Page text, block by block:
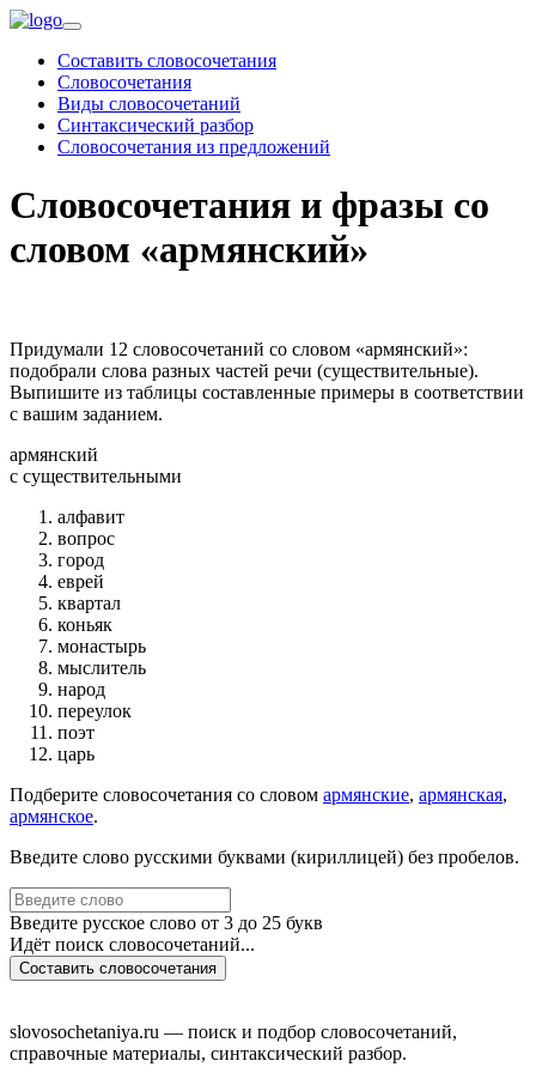
Составить словосочетания
Словосочетания
Виды словосочетаний
Синтаксический разбор
Словосочетания из предложений
Словосочетания и фразы со
словом «армянский»
Придумали 12 словосочетаний со словом «армянский»:
подобрали слова разных частей речи (существительные).
Выпишите из таблицы составленные примеры в соответствии
с вашим заданием.
армянский
c существительными
алфавит
вопрос
город
еврей
квартал
коньяк
монастырь
мыслитель
народ
переулок
поэт
царь
Подберите словосочетания со словом армянские, армянская,
армянское.
Введите слово русскими буквами (кириллицей) без пробелов.
Введите русское слово от 3 до 25 букв
Идёт поиск словосочетаний...
Составить словосочетания
slovosochetaniya.ru — поиск и подбор словосочетаний,
справочные материалы, синтаксический разбор.